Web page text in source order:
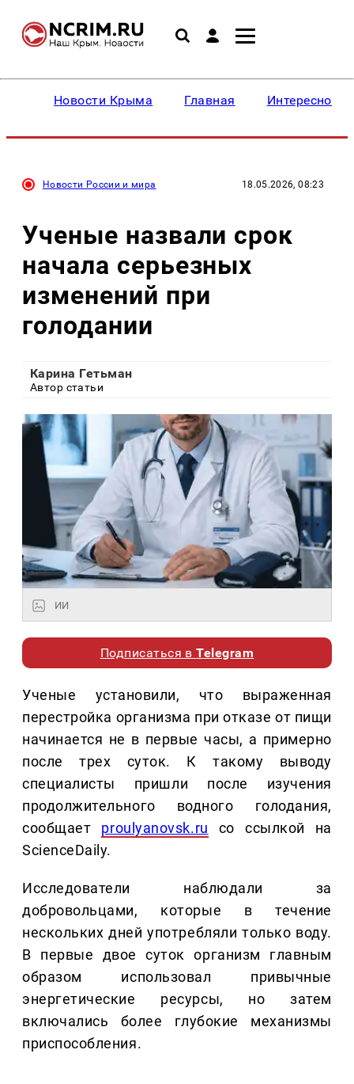
Новости Крыма Главная Интересное
Новости России и мира 18.05.2026, 08:23
Ученые назвали срок
начала серьезных
изменений при
голодании
Карина Гетьман
Автор статьи
ИИ
Подписаться вTelegram
Ученые установили, что выраженная
перестройка организма при отказе от пищи
начинается не в первые часы, а примерно
после трех суток. К такому выводу
специалисты пришли после изучения
продолжительного водного голодания,
сообщает proulyanovsk.ru со ссылкой на
ScienceDaily.
Исследователи наблюдали за
добровольцами, которые в течение
нескольких дней употребляли только воду.
В первые двое суток организм главным
образом использовал привычные
энергетические ресурсы, но затем
включались более глубокие механизмы
приспособления.